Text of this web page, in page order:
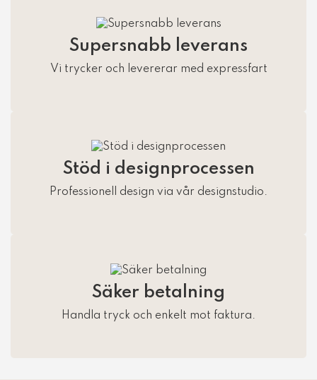
Supersnabb leverans
Vi trycker och levererar med expressfart
Stöd i designprocessen
Professionell design via vår designstudio.
Säker betalning
Handla tryck och enkelt mot faktura.